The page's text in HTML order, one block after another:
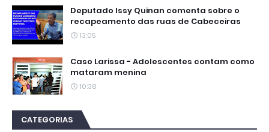
Deputado Issy Quinan comenta sobre o
recapeamento das ruas de Cabeceiras
13:05
Caso Larissa - Adolescentes contam como
mataram menina
10:38
CATEGORIAS